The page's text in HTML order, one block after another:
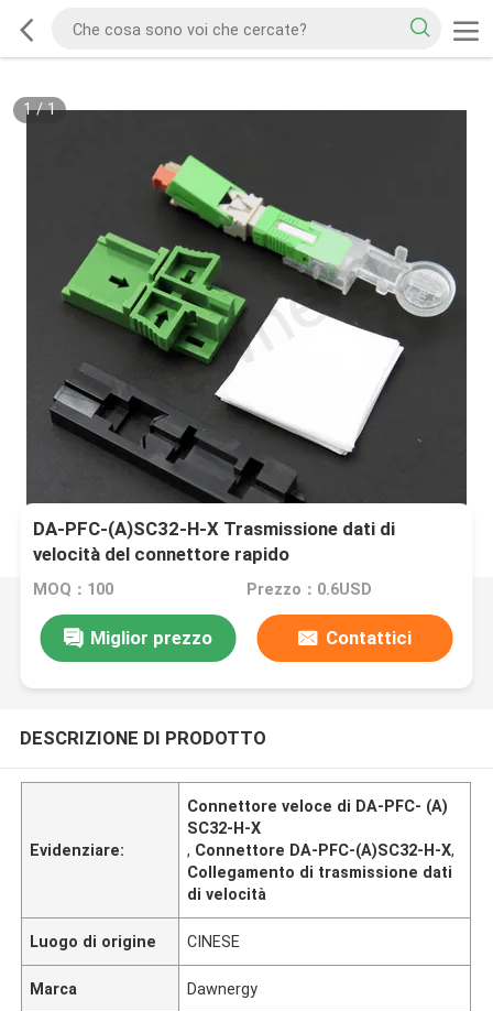
1/1
DA-PFC-(A)SC32-H-X Trasmissione dati di
velocità del connettore rapido
MOQ：100 Prezzo：0.6USD
Miglior prezzo Contattici
DESCRIZIONE DI PRODOTTO
Evidenziare:
Connettore veloce di DA-PFC- (A)
SC32-H-X
, Connettore DA-PFC-(A)SC32-H-X,
Collegamento di trasmissione dati
di velocità
Luogo di origine CINESE
Marca Dawnergy